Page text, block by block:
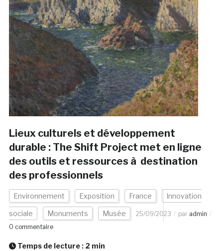
Lieux culturels et développement
durable : The Shift Project met en ligne
des outils et ressources à destination
des professionnels
Environnement Exposition France Innovation
sociale Monuments Musée 25/09/2023 par admin
0 commentaire
Temps de lecture : 2 min